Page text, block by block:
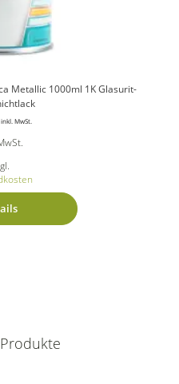
Metallic 1000ml 1K Glasurit-
inkl. MwSt.